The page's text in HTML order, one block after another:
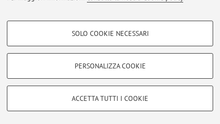
COOKIE DI PROFILAZIONE - FACOLTATIVI
COOKIE TECNICI - NECESSARI
Si tratta di cookie tecnici utilizzati, a titolo esemplificativo, per il corretto
SOLO COOKIE NECESSARI
PERSONALIZZA COOKIE
ACCETTA TUTTI I COOKIE
Area riservata
Accedi tramiteloginper gestire tutti i contenuti del sito.
Zamboni, 33 - 40126 Bologna - Partita IVA: 01131710376
Privacy|Note legali|Impostazioni Cookie